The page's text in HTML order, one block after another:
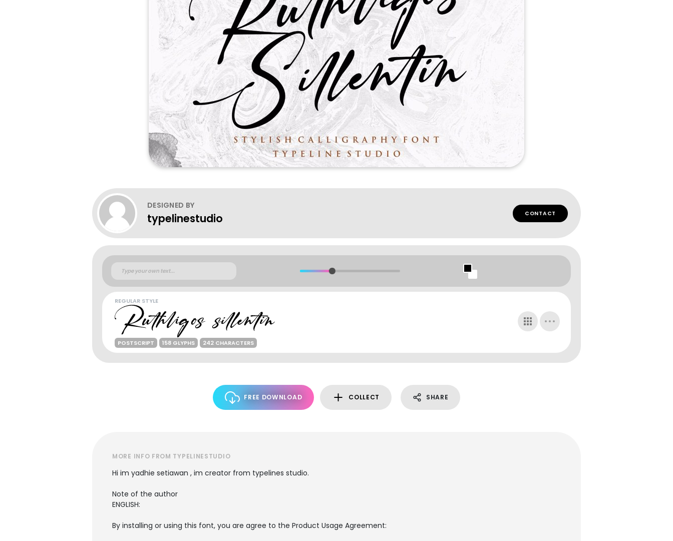
DESIGNED BY
typelinestudio CONTACT
REGULAR STYLE
POSTSCRIPT 158 GLYPHS 242 CHARACTERS
FREE DOWNLOAD COLLECT SHARE
MORE INFO FROM TYPELINESTUDIO
Hi im yadhie setiawan , im creator from typelines studio.
Note of the author
ENGLISH:
By installing or using this font, you are agree to the Product Usage Agreement: